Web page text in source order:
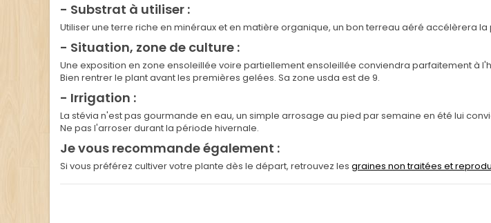
- Substrat à utiliser :
Utiliser une terre riche en minéraux et en matière organique, un bon terreau aéré accélèrera la
- Situation, zone de culture :
Une exposition en zone ensoleillée voire partiellement ensoleillée conviendra parfaitement à
Bien rentrer le plant avant les premières gelées. Sa zone usda est de 9.
- Irrigation :
La stévia n'est pas gourmande en eau, un simple arrosage au pied par semaine en été lui
Ne pas l'arroser durant la période hivernale.
Je vous recommande également :
Si vous préférez cultiver votre plante dès le départ, retrouvez les graines non traitées et